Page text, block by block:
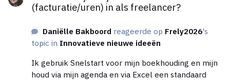
(facturatie/uren) in als freelancer?
Daniëlle Bakboord reageerde op Frely2026's
topic in Innovatieve nieuwe ideeën
Ik gebruik Snelstart voor mijn boekhouding en mijn
houd via mijn agenda en via Excel een standaard